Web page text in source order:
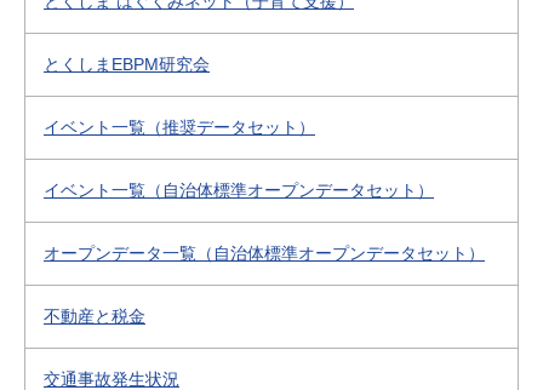
とくしまEBPM研究会
イベント一覧（推奨データセット）
イベント一覧（自治体標準オープンデータセット）
オープンデータ一覧（自治体標準オープンデータセット）
不動産と税金
交通事故発生状況